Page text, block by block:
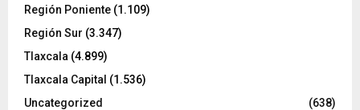
Región Poniente (1.109)
Región Sur (3.347)
Tlaxcala (4.899)
Tlaxcala Capital (1.536)
Uncategorized
(638)